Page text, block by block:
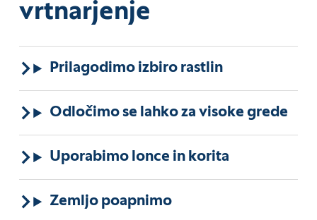
vrtnarjenje
Prilagodimo izbiro rastlin
Odločimo se lahko za visoke grede
Uporabimo lonce in korita
Zemljo poapnimo